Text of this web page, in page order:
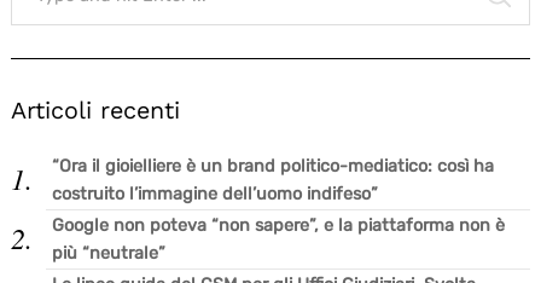
Articoli recenti
“Ora il gioielliere è un brand politico-mediatico: così ha
costruito l’immagine dell’uomo indifeso”
Google non poteva “non sapere”, e la piattaforma non è
più “neutrale”
Search